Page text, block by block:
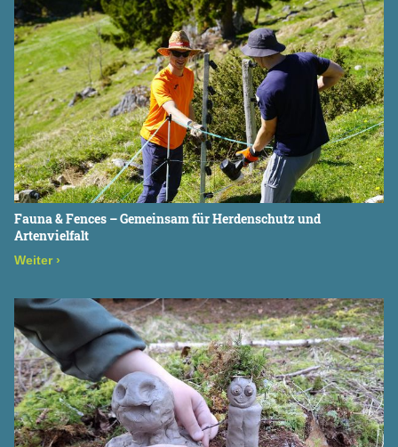
Fauna & Fences – Gemeinsam für Herdenschutz und
Artenvielfalt
Weiter ›